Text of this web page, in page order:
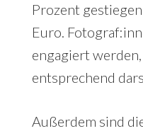
Prozent
Euro.
engagiert
entsprechend
Außerdem sind